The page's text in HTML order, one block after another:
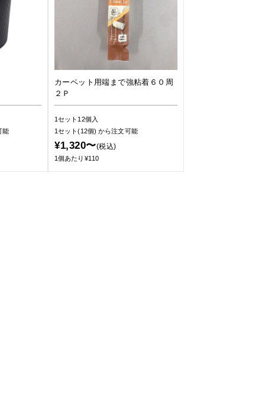
能
カーペット用端まで強粘着６０周
２Ｐ
1セット12個入
1セット(12個)から注文可能
¥1,320〜(税込)
1個あたり¥110